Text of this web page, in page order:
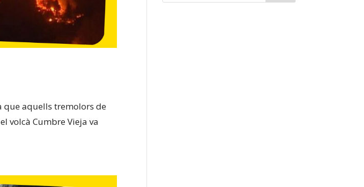
que aquells tremolors de
volcà Cumbre Vieja va